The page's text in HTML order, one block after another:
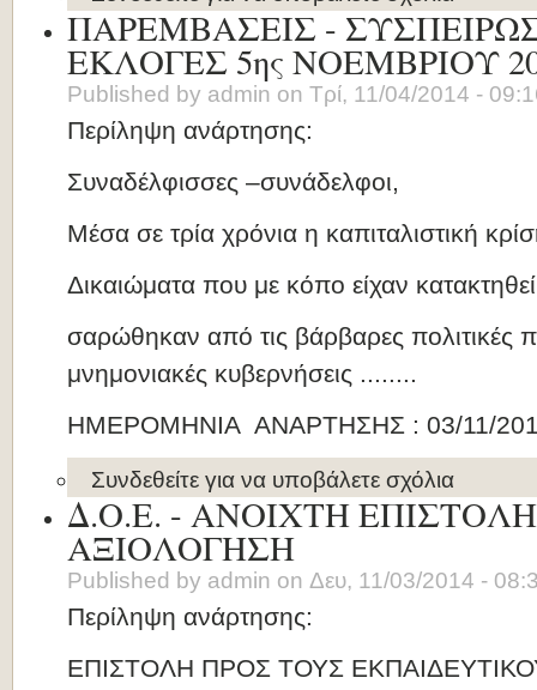
ΠΑΡΕΜΒΑΣΕΙΣ -
ΕΚΛΟΓΕΣ 5ης ΝΟΕΜΒΡΙΟΥ
Published by admin on Τρί, 11/04/2014 -
Περίληψη ανάρτησης:
Συναδέλφισσες –συνάδελφοι,
Μέσα σε τρία χρόνια η καπιταλιστική
Δικαιώματα που με κόπο είχαν
σαρώθηκαν από τις βάρβαρες πολιτικές
μνημονιακές κυβερνήσεις ........
ΗΜΕΡΟΜΗΝΙΑ ΑΝΑΡΤΗΣΗΣ : 03/11/
Συνδεθείτε για να υποβάλετε σχόλια
Δ.Ο.Ε. - ΑΝΟΙΧΤΗ
ΑΞΙΟΛΟΓΗΣΗ
Published by admin on Δευ, 11/03/2014 -
Περίληψη ανάρτησης:
ΕΠΙΣΤΟΛΗ ΠΡΟΣ ΤΟΥΣ